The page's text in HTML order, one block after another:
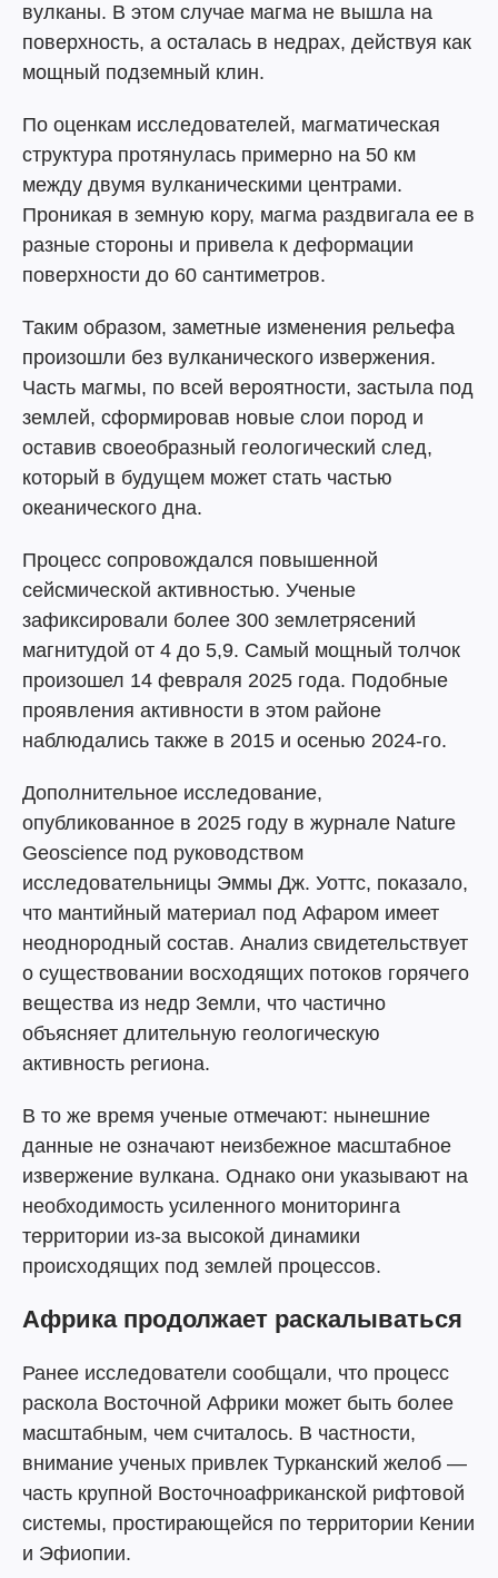
вулканы. В этом случае магма не вышла на
поверхность, а осталась в недрах, действуя как
мощный подземный клин.
По оценкам исследователей, магматическая
структура протянулась примерно на 50 км
между двумя вулканическими центрами.
Проникая в земную кору, магма раздвигала ее в
разные стороны и привела к деформации
поверхности до 60 сантиметров.
Таким образом, заметные изменения рельефа
произошли без вулканического извержения.
Часть магмы, по всей вероятности, застыла под
землей, сформировав новые слои пород и
оставив своеобразный геологический след,
который в будущем может стать частью
океанического дна.
Процесс сопровождался повышенной
сейсмической активностью. Ученые
зафиксировали более 300 землетрясений
магнитудой от 4 до 5,9. Самый мощный толчок
произошел 14 февраля 2025 года. Подобные
проявления активности в этом районе
наблюдались также в 2015 и осенью 2024-го.
Дополнительное исследование,
опубликованное в 2025 году в журнале Nature
Geoscience под руководством
исследовательницы Эммы Дж. Уоттс, показало,
что мантийный материал под Афаром имеет
неоднородный состав. Анализ свидетельствует
о существовании восходящих потоков горячего
вещества из недр Земли, что частично
объясняет длительную геологическую
активность региона.
В то же время ученые отмечают: нынешние
данные не означают неизбежное масштабное
извержение вулкана. Однако они указывают на
необходимость усиленного мониторинга
территории из-за высокой динамики
происходящих под землей процессов.
Африка продолжает раскалываться
Ранее исследователи сообщали, что процесс
раскола Восточной Африки может быть более
масштабным, чем считалось. В частности,
внимание ученых привлек Турканский желоб —
часть крупной Восточноафриканской рифтовой
системы, простирающейся по территории Кении
и Эфиопии.